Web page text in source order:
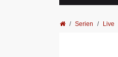
Serien Live